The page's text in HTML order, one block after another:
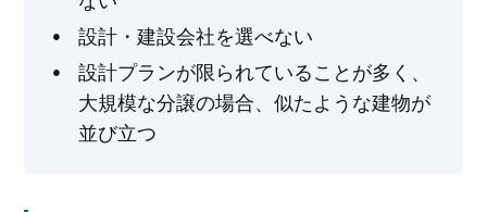
設計・建設会社を選べない
設計プランが限られていることが多く、
大規模な分譲の場合、似たような建物が
並び立つ